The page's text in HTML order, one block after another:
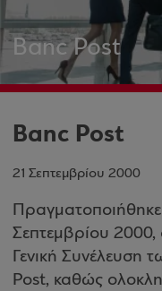
Banc Post
Banc Post
21 Σεπτεμβρίου 2000
Σεπτεμβρίου 2000,
Γενική Συνέλευση
Post, καθώς